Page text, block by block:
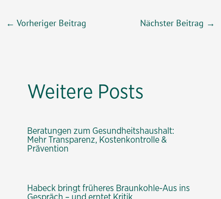
Beitragsnavigation
← Vorheriger Beitrag Nächster Beitrag →
Weitere Posts
Beratungen zum Gesundheitshaushalt:
Mehr Transparenz, Kostenkontrolle &
Prävention
Habeck bringt früheres Braunkohle-Aus ins
Gespräch – und erntet Kritik